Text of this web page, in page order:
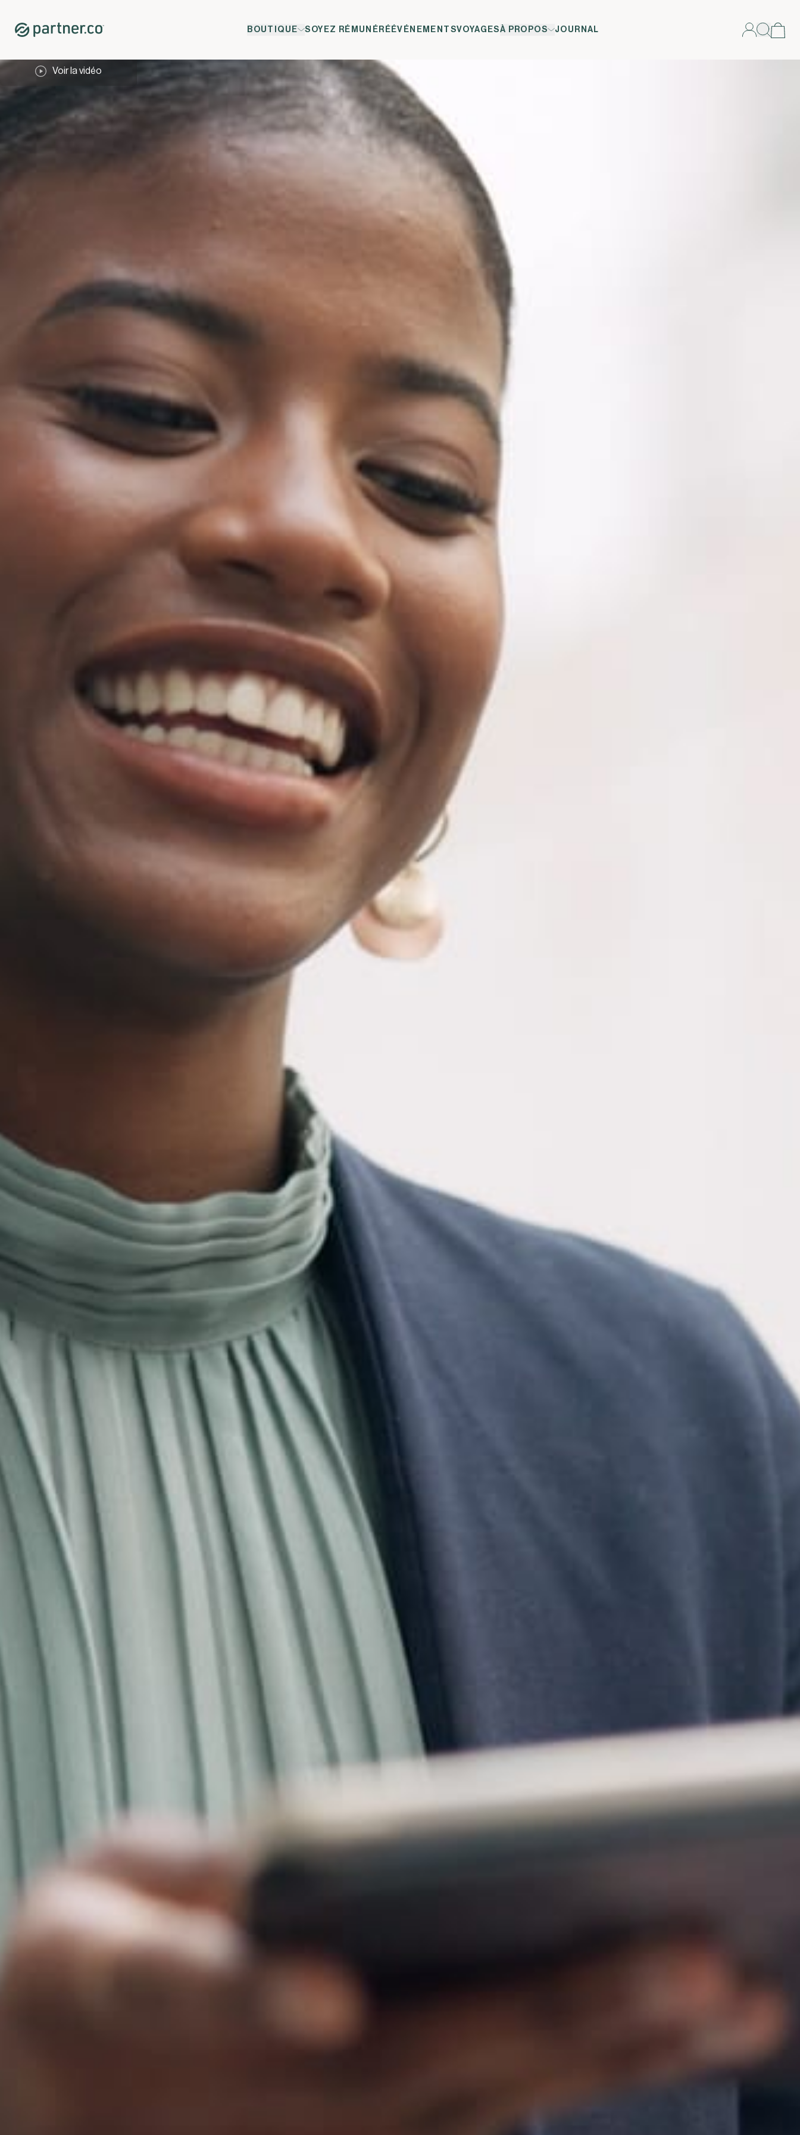
BOUTIQUE SOYEZ RÉMUNÉRÉ ÉVÉNEMENTSVOYAGESÀ PROPOS JOURNAL
Voir la vidéo